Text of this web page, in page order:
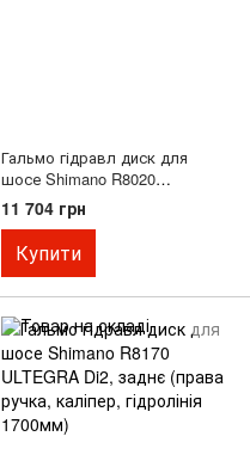
Гальмо гідравл диск для
шосе Shimano R8020
ULTEGRA, задднє (права
ручка, каліпер, гідролінія
1700мм)
11 704 грн
Купити